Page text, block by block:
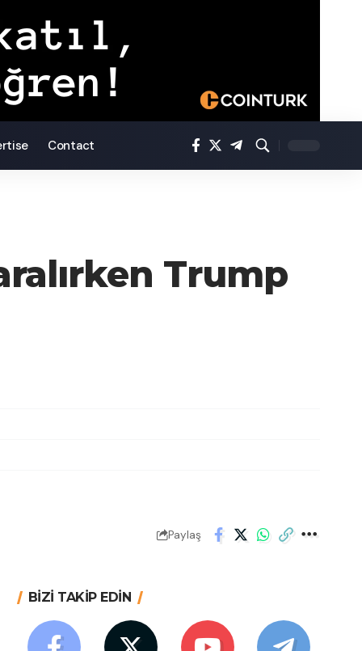
Contact
Trump
Paylaş
BİZİ TAKİP EDİN